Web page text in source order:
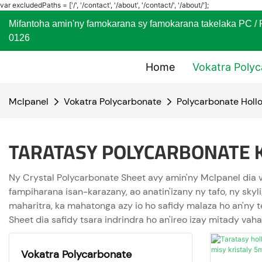
var excludedPaths = ['/', '/contact', '/about', '/contact/', '/about/'];
Mifantoha amin'ny famokarana sy famokarana takelaka
0126
Home Vokatra
Mclpanel Vokatra Polycarbonate Polycarbonate
TARATASY POLYCARBONATE
Ny Crystal Polycarbonate Sheet avy amin'ny Mclpanel
fampiharana isan-karazany, ao anatin'izany ny tafo, ny
maharitra, ka mahatonga azy io ho safidy malaza ho
Sheet dia safidy tsara indrindra ho an'ireo izay mitady
Vokatra Polycarbonate